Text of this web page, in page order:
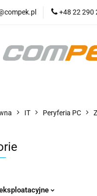
+48 22 290
O
IT Peryferia PC